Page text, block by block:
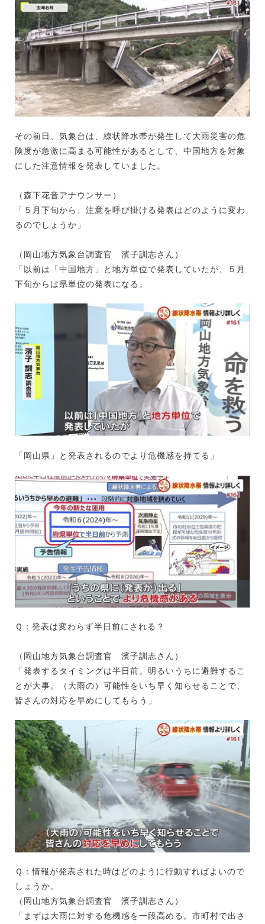
その前日、気象台は、線状降水帯が発生して大雨災害の危
険度が急激に高まる可能性があるとして、中国地方を対象
にした注意情報を発表していました。
（森下花音アナウンサー）
「５月下旬から、注意を呼び掛ける発表はどのように変わ
るのでしょうか」
（岡山地方気象台調査官 濱子訓志さん）
「以前は「中国地方」と地方単位で発表していたが、５月
下旬からは県単位の発表になる。
「岡山県」と発表されるのでより危機感を持てる」
Ｑ：発表は変わらず半日前にされる？
（岡山地方気象台調査官 濱子訓志さん）
「発表するタイミングは半日前。明るいうちに避難するこ
とが大事。（大雨の）可能性をいち早く知らせることで、
皆さんの対応を早めにしてもらう」
Ｑ：情報が発表された時はどのように行動すればよいので
しょうか。
（岡山地方気象台調査官 濱子訓志さん）
「まずは大雨に対する危機感を一段高める。市町村で出さ